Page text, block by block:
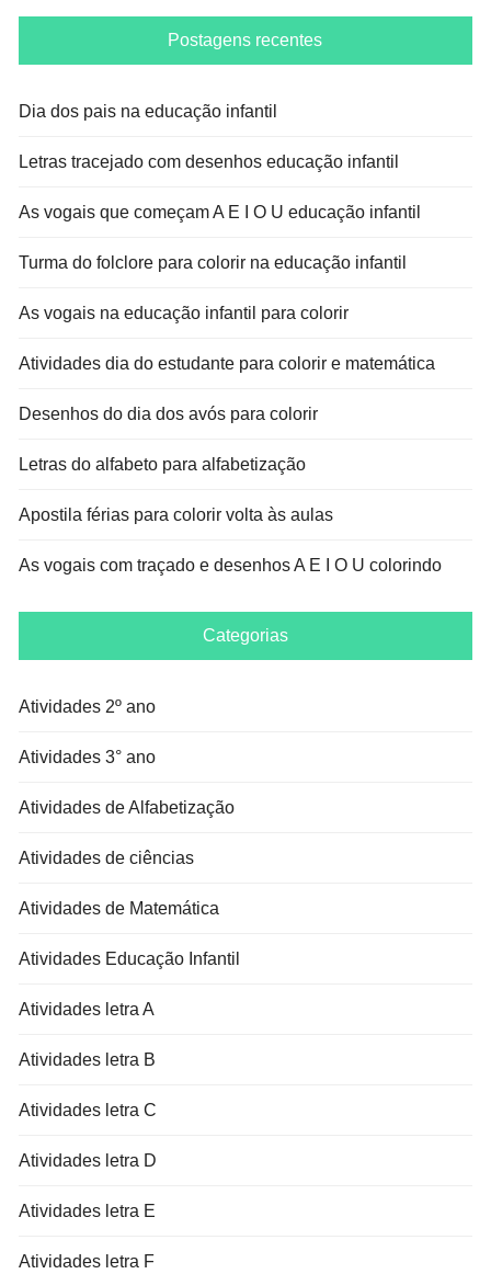
Postagens recentes
Dia dos pais na educação infantil
Letras tracejado com desenhos educação infantil
As vogais que começam A E I O U educação infantil
Turma do folclore para colorir na educação infantil
As vogais na educação infantil para colorir
Atividades dia do estudante para colorir e matemática
Desenhos do dia dos avós para colorir
Letras do alfabeto para alfabetização
Apostila férias para colorir volta às aulas
As vogais com traçado e desenhos A E I O U colorindo
Categorias
Atividades 2º ano
Atividades 3° ano
Atividades de Alfabetização
Atividades de ciências
Atividades de Matemática
Atividades Educação Infantil
Atividades letra A
Atividades letra B
Atividades letra C
Atividades letra D
Atividades letra E
Atividades letra F